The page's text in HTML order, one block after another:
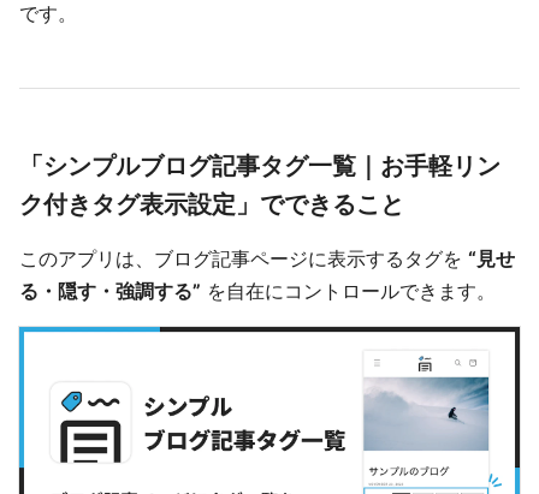
です。
「シンプルブログ記事タグ一覧｜お手軽リン
ク付きタグ表示設定」でできること
このアプリは、ブログ記事ページに表示するタグを “見せ
る・隠す・強調する” を自在にコントロールできます。